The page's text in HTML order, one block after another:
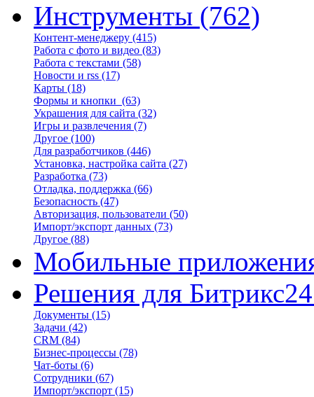
Инструменты (762)
Контент-менеджеру (415)
Работа с фото и видео (83)
Работа с текстами (58)
Новости и rss (17)
Карты (18)
Формы и кнопки (63)
Украшения для сайта (32)
Игры и развлечения (7)
Другое (100)
Для разработчиков (446)
Установка, настройка сайта (27)
Разработка (73)
Отладка, поддержка (66)
Безопасность (47)
Авторизация, пользователи (50)
Импорт/экспорт данных (73)
Другое (88)
Мобильные
Решения для Битрикс24
Документы (15)
Задачи (42)
CRM (84)
Бизнес-процессы (78)
Чат-боты (6)
Сотрудники (67)
Импорт/экспорт (15)